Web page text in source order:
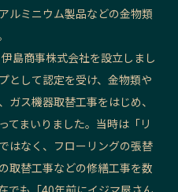
ルミニウム製品などの金物類
島商事株式会社を設立しまし
として認定を受け、金物類や
ス機器取替工事をはじめ、
てまいりました。当時は「リ
はなく、フローリングの張替
取替工事などの修繕工事を数